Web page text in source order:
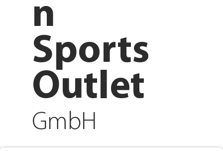
n
Sports
Outlet
GmbH